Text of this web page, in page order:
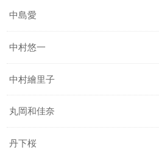
中島愛
中村悠一
中村繪里子
丸岡和佳奈
丹下桜